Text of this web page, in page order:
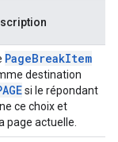
PageBreakItem
destination
si le répondant
ce choix et
page actuelle.